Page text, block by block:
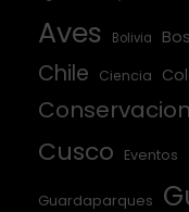
Aves Bolivia
Chile
Ciencia
Cusco Eventos
Guardaparques